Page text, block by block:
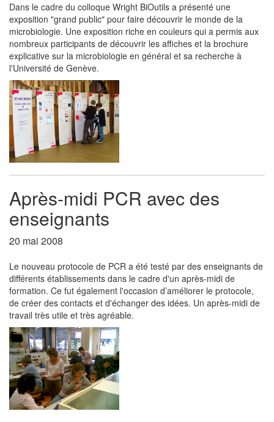
Dans le cadre du colloque Wright BiOutils a présenté une
exposition "grand public" pour faire découvrir le monde de la
microbiologie. Une exposition riche en couleurs qui a permis aux
nombreux participants de découvrir les affiches et la brochure
explicative sur la microbiologie en général et sa recherche à
l'Université de Genève.
Après-midi PCR avec des
enseignants
20 mai 2008
Le nouveau protocole de PCR a été testé par des enseignants de
différents établissements dans le cadre d'un après-midi de
formation. Ce fut également l'occasion d’améliorer le protocole,
de créer des contacts et d'échanger des idées. Un après-midi de
travail très utile et très agréable.